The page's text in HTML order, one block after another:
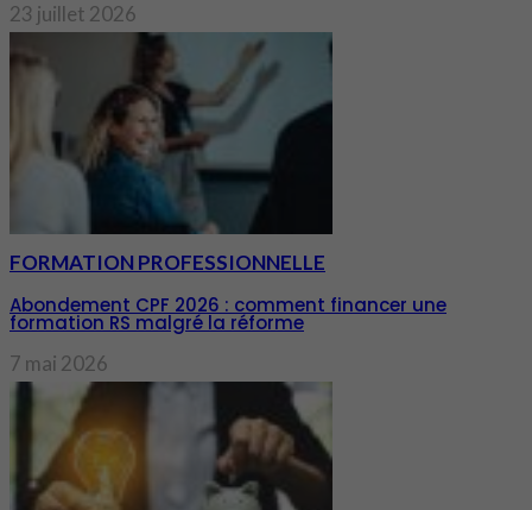
23 juillet 2026
FORMATION PROFESSIONNELLE
Abondement CPF 2026 : comment financer une
formation RS malgré la réforme
7 mai 2026